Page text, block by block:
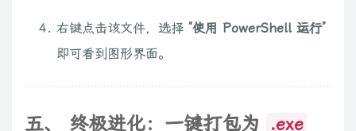
$lblListenAddr = New-Object
$lblListenPort = New-Object
右键点击该文件，选择 “使用 PowerShell 运行”
即可看到图形界面。
五、 终极进化：一键打包为 .exe